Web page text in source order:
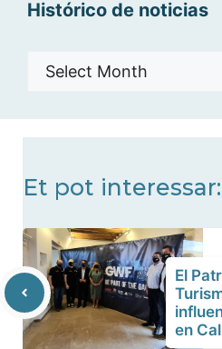
Histórico de noticias
Histórico
Et pot interessar:
El
en